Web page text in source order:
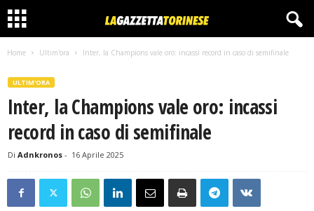
Home Ultim'ora Inter, la Champions vale oro: incassi record in caso di semifinale
ULTIM'ORA
Inter, la Champions vale oro: incassi
record in caso di semifinale
Di Adnkronos - 16 Aprile 2025